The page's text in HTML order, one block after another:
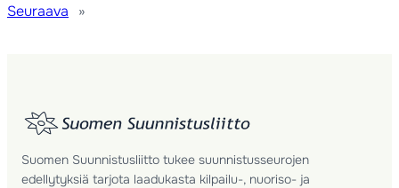
Seuraava
»
Suomen Suunnistusliitto tukee suunnistusseurojen
edellytyksiä tarjota laadukasta kilpailu-, nuoriso- ja